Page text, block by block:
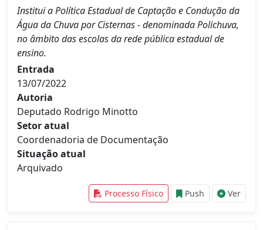
Institui a Política Estadual de Captação e Condução da
Água da Chuva por Cisternas - denominada Polichuva,
no âmbito das escolas da rede pública estadual de
ensino.
Entrada
13/07/2022
Autoria
Deputado Rodrigo Minotto
Setor atual
Coordenadoria de Documentação
Situação atual
Arquivado
Processo Físico Push Ver